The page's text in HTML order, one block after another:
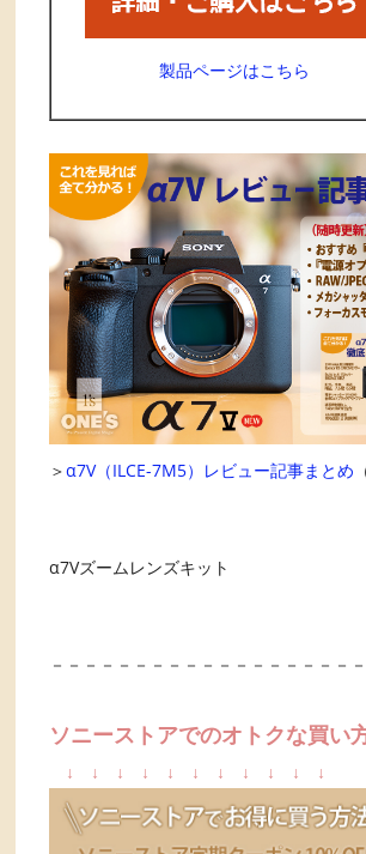
製品ページはこちら
＞α7V（ILCE-7M5）レビュー記事まとめ
α7Vズームレンズキット
－－－－－－－－－－－－－－－－－－
ソニーストアでのオトクな買い
↓ ↓ ↓ ↓ ↓ ↓ ↓ ↓ ↓ ↓ ↓